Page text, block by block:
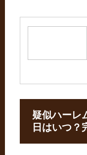
疑似ハーレ
日はいつ？